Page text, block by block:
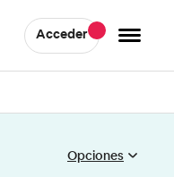
Acceder
Opciones